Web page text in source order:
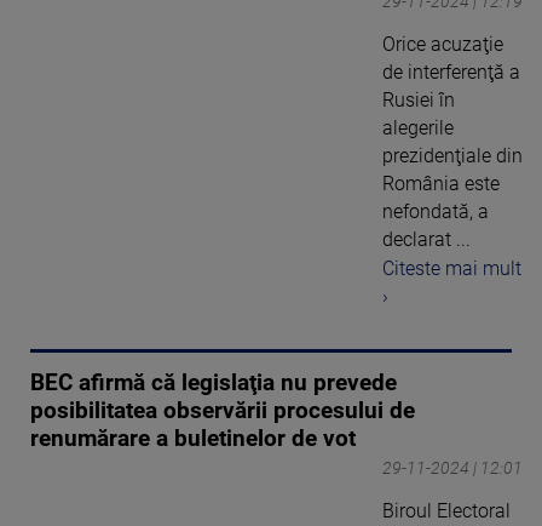
Orice acuzaţie
de interferenţă a
Rusiei în
alegerile
prezidenţiale din
România este
nefondată, a
declarat ...
Citeste mai mult
›
BEC afirmă că legislaţia nu prevede
posibilitatea observării procesului de
renumărare a buletinelor de vot
29-11-2024 | 12:01
Biroul Electoral